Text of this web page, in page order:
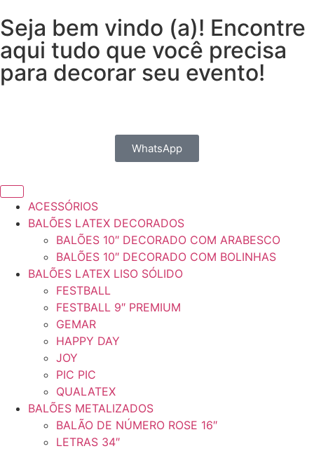
Seja bem vindo (a)! Encontre
aqui tudo que você precisa
para decorar seu evento!
WhatsApp
ACESSÓRIOS
BALÕES LATEX DECORADOS
BALÕES 10″ DECORADO COM ARABESCO
BALÕES 10″ DECORADO COM BOLINHAS
BALÕES LATEX LISO SÓLIDO
FESTBALL
FESTBALL 9″ PREMIUM
GEMAR
HAPPY DAY
JOY
PIC PIC
QUALATEX
BALÕES METALIZADOS
BALÃO DE NÚMERO ROSE 16″
LETRAS 34″